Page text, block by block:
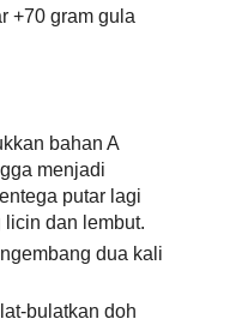
+70 gram gula
bahan A
menjadi
putar lagi
dan lembut.
dua kali
bulatkan doh